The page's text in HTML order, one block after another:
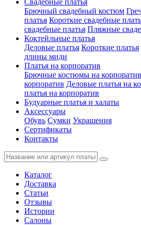
Свадебные платья
Брючный свадебный костюм
платья Короткие свадебные
свадебные платья Пляжные
Коктейльные платья
Деловые платья Короткие платья
длины миди
Платья на корпоратив
Брючные костюмы на корпоратив
корпоратив Деловые платья на
платья на корпоратив
Будуарные платья и халаты
Аксессуары
Обувь Сумки Украшения
Сертификаты
Контакты
Каталог
Доставка
Статьи
Отзывы
Истории
Салоны